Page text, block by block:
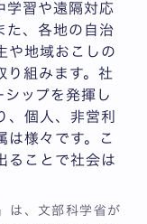
学習や遠隔対応
た、各地の自治
や地域おこしの
り組みます。社
ップを発揮し
、個人、非営利
は様々です。こ
ることで社会は
は、文部科学省が